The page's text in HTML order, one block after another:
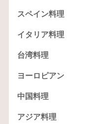
スペイン料理
イタリア料理
台湾料理
ヨーロピアン
中国料理
アジア料理